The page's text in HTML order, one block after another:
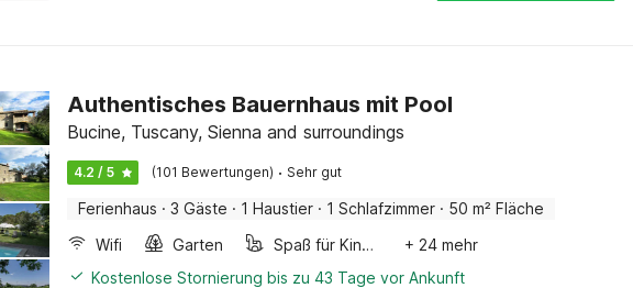
Authentisches Bauernhaus mit Pool
Bucine, Tuscany, Sienna and surroundings
4.2 / 5 (101 Bewertungen) · Sehr gut
Ferienhaus · 3 Gäste · 1 Haustier · 1 Schlafzimmer · 50 m² Fläche
Wifi
Garten Spaß für Kinder
+ 24 mehr
Kostenlose Stornierung bis zu 43 Tage vor Ankunft